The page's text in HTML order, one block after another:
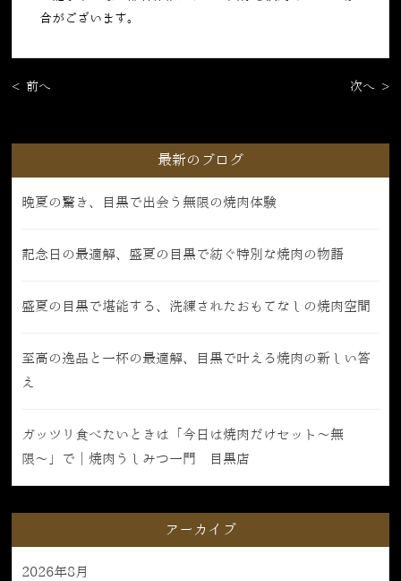
合がございます。
< 前へ 次へ >
最新のブログ
晩夏の驚き、目黒で出会う無限の焼肉体験
記念日の最適解、盛夏の目黒で紡ぐ特別な焼肉の物語
盛夏の目黒で堪能する、洗練されたおもてなしの焼肉空間
至高の逸品と一杯の最適解、目黒で叶える焼肉の新しい答
え
ガッツリ食べたいときは「今日は焼肉だけセット〜無
限〜」で｜焼肉うしみつ一門 目黒店
アーカイブ
2026年8月